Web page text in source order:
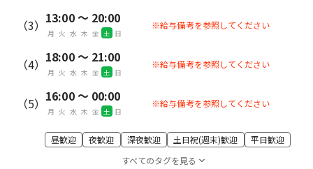
（3） 13:00 〜 20:00
月 火 水 木 金 土 日
※給与備考を参照してください
（4） 18:00 〜 21:00
月 火 水 木 金 土 日
※給与備考を参照してください
（5） 16:00 〜 00:00
月 火 水 木 金 土 日
※給与備考を参照してください
昼歓迎 夜歓迎 深夜歓迎 土日祝(週末)歓迎
平日歓迎
すべてのタグを見る